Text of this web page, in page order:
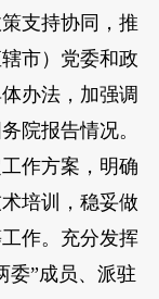
支持协同，推
市）党委和政
办法，加强调
院报告情况。
作方案，明确
培训，稳妥做
作。充分发挥
委”成员、派驻